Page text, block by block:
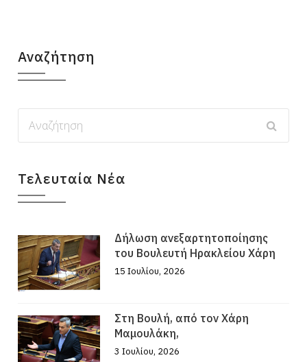
Αναζήτηση
Τελευταία Νέα
Δήλωση ανεξαρτητοποίησης
του Βουλευτή Ηρακλείου Χάρη
15 Ιουλίου, 2026
Στη Βουλή, από τον Χάρη
Μαμουλάκη,
3 Ιουλίου, 2026